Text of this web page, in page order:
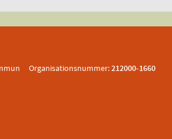
Organisationsnummer:212000-1660